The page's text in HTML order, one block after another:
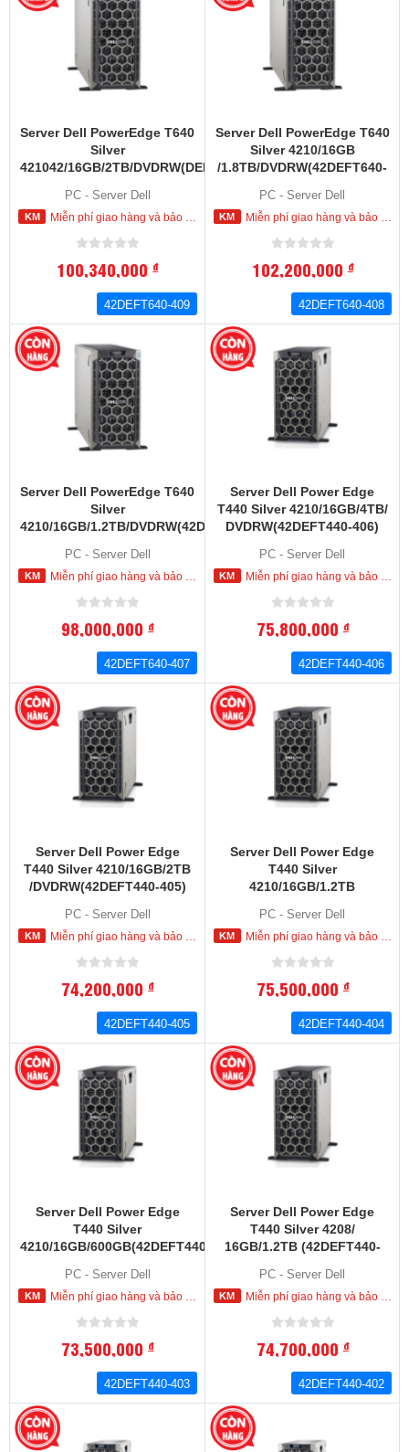
Server Dell PowerEdge T640
Silver
421042/16GB/2TB/DVDRW(DEFT640-
PC - Server Dell
Miễn phí giao hàng và bảo hành tận nơi trong nội thành HCM
100,340,000đ
42DEFT640-409
Server Dell PowerEdge T640
Silver 4210/16GB
/1.8TB/DVDRW(42DEFT640-
PC - Server Dell
Miễn phí giao hàng và bảo hành tận nơi trong nội thành HCM
102,200,000đ
42DEFT640-408
Server Dell PowerEdge T640
Silver
4210/16GB/1.2TB/DVDRW(42DEFT640-
PC - Server Dell
Miễn phí giao hàng và bảo hành tận nơi trong nội thành HCM
98,000,000đ
42DEFT640-407
Server Dell Power Edge
T440 Silver 4210/16GB/4TB/
DVDRW(42DEFT440-406)
PC - Server Dell
Miễn phí giao hàng và bảo hành tận nơi trong nội thành HCM
75,800,000đ
42DEFT440-406
Server Dell Power Edge
T440 Silver 4210/16GB/2TB
/DVDRW(42DEFT440-405)
PC - Server Dell
Miễn phí giao hàng và bảo hành tận nơi trong nội thành HCM
74,200,000đ
42DEFT440-405
Server Dell Power Edge
T440 Silver
4210/16GB/1.2TB
PC - Server Dell
Miễn phí giao hàng và bảo hành tận nơi trong nội thành HCM
75,500,000đ
42DEFT440-404
Server Dell Power Edge
T440 Silver
4210/16GB/600GB(42DEFT440-
PC - Server Dell
Miễn phí giao hàng và bảo hành tận nơi trong nội thành HCM
73,500,000đ
42DEFT440-403
Server Dell Power Edge
T440 Silver 4208/
16GB/1.2TB (42DEFT440-
PC - Server Dell
Miễn phí giao hàng và bảo hành tận nơi trong nội thành HCM
74,700,000đ
42DEFT440-402